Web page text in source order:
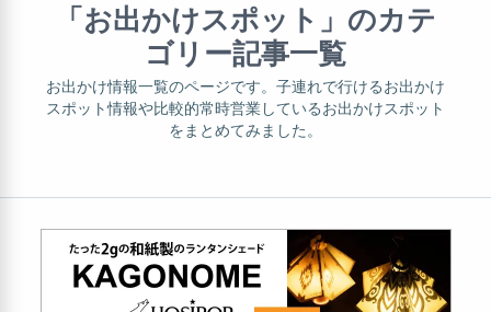
「お出かけスポット」のカテ
ゴリー記事一覧
お出かけ情報一覧のページです。子連れで行けるお出かけ
スポット情報や比較的常時営業しているお出かけスポット
をまとめてみました。